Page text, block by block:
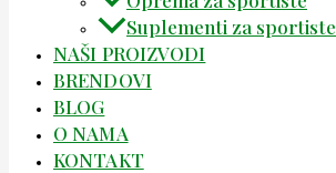
Suplementi za sportiste
NAŠI PROIZVODI
BRENDOVI
BLOG
O NAMA
KONTAKT